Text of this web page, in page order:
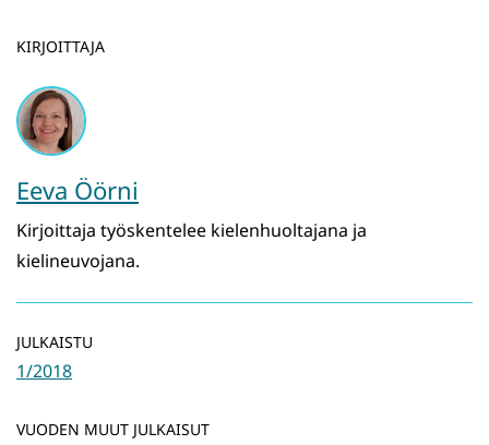
KIRJOITTAJA
Eeva Öörni
Kirjoittaja työskentelee kielenhuoltajana ja
kielineuvojana.
JULKAISTU
1/2018
VUODEN MUUT JULKAISUT